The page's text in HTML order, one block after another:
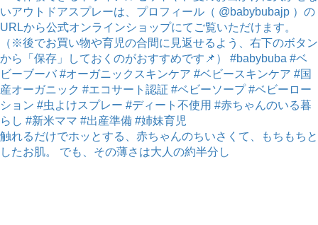
触れるだけでホッとする、赤ちゃんのちいさくて、もちもちと
したお肌。 でも、その薄さは大人の約半分し